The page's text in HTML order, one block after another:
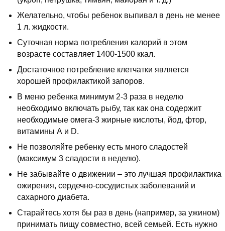
Желательно, чтобы ребенок выпивал в день не менее
1 л. жидкости.
Суточная норма потребления калорий в этом
возрасте составляет 1400-1500 ккал.
Достаточное потребление клетчатки является
хорошей профилактикой запоров.
В меню ребенка минимум 2-3 раза в неделю
необходимо включать рыбу, так как она содержит
необходимые омега-3 жирные кислоты, йод, фтор,
витамины А и D.
Не позволяйте ребенку есть много сладостей
(максимум 3 сладости в неделю).
Не забывайте о движении – это лучшая профилактика
ожирения, сердечно-сосудистых заболеваний и
сахарного диабета.
Старайтесь хотя бы раз в день (например, за ужином)
принимать пищу совместно, всей семьей. Есть нужно